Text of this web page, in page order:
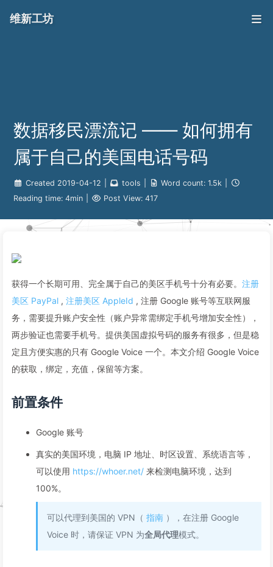
维新工坊
数据移民漂流记 —— 如何拥有
属于自己的美国电话号码
Created 2019-04-12 tools Word count: 1.5k
Reading time: 4min Post View: 417
获得一个长期可用、完全属于自己的美区手机号十分有必要。 注册
美区 PayPal , 注册美区 AppleId , 注册 Google 账号等互联网服
务，需要提升账户安全性（账户异常需绑定手机号增加安全性），
两步验证也需要手机号。提供美国虚拟号码的服务有很多，但是稳
定且方便实惠的只有 Google Voice 一个。本文介绍 Google Voice
的获取，绑定，充值，保留等方案。
前置条件
Google 账号
真实的美国环境，电脑 IP 地址、时区设置、系统语言等，
可以使用 https://whoer.net/ 来检测电脑环境，达到
100%。
可以代理到美国的 VPN（ 指南 ），在注册 Google
Voice 时，请保证 VPN 为全局代理模式。